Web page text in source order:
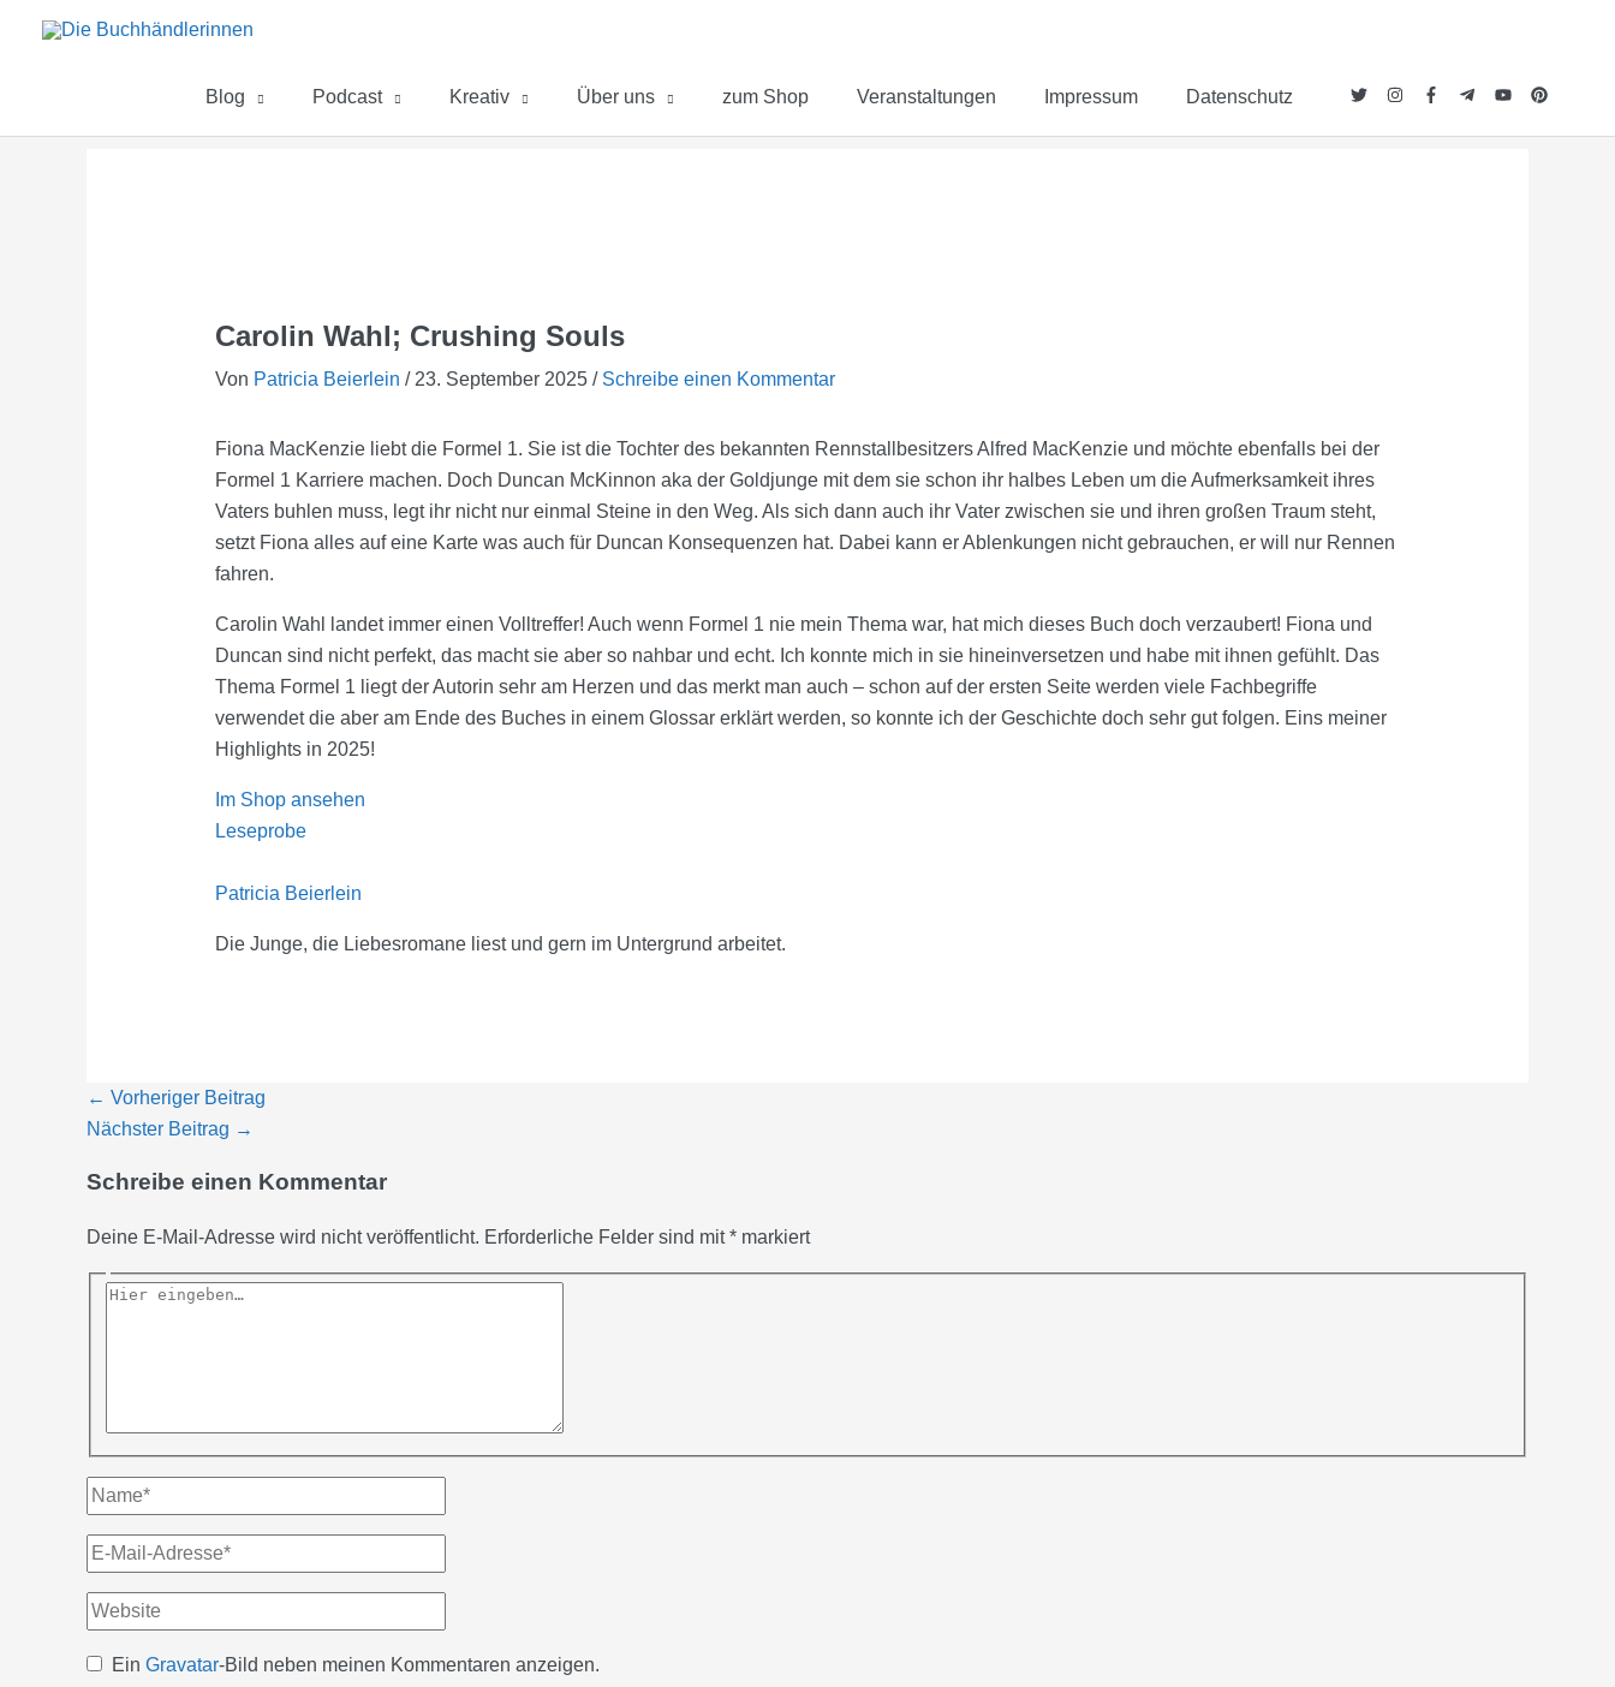
Inhalt
Blog
Podcast Kreativ Über uns zum Shop Veranstaltungen Impressum Datenschutz
Carolin Wahl; Crushing Souls
Von Patricia Beierlein / 23. September 2025 / Schreibe einen Kommentar
Fiona MacKenzie liebt die Formel 1. Sie ist die Tochter des bekannten Rennstallbesitzers Alfred MacKenzie und möchte ebenfalls bei der
Formel 1 Karriere machen. Doch Duncan McKinnon aka der Goldjunge mit dem sie schon ihr halbes Leben um die Aufmerksamkeit ihres
Vaters buhlen muss, legt ihr nicht nur einmal Steine in den Weg. Als sich dann auch ihr Vater zwischen sie und ihren großen Traum steht,
setzt Fiona alles auf eine Karte was auch für Duncan Konsequenzen hat. Dabei kann er Ablenkungen nicht gebrauchen, er will nur Rennen
fahren.
Carolin Wahl landet immer einen Volltreffer! Auch wenn Formel 1 nie mein Thema war, hat mich dieses Buch doch verzaubert! Fiona und
Duncan sind nicht perfekt, das macht sie aber so nahbar und echt. Ich konnte mich in sie hineinversetzen und habe mit ihnen gefühlt. Das
Thema Formel 1 liegt der Autorin sehr am Herzen und das merkt man auch – schon auf der ersten Seite werden viele Fachbegriffe
verwendet die aber am Ende des Buches in einem Glossar erklärt werden, so konnte ich der Geschichte doch sehr gut folgen. Eins meiner
Highlights in 2025!
Im Shop ansehen
Leseprobe
Patricia Beierlein
Die Junge, die Liebesromane liest und gern im Untergrund arbeitet.
← Vorheriger Beitrag
Nächster Beitrag →
Schreibe einen Kommentar
Deine E-Mail-Adresse wird nicht veröffentlicht. Erforderliche Felder sind mit* markiert
Hier
Name*
E-
Mail-
Adresse*
Website
EinGravatar-Bild neben meinen Kommentaren anzeigen.